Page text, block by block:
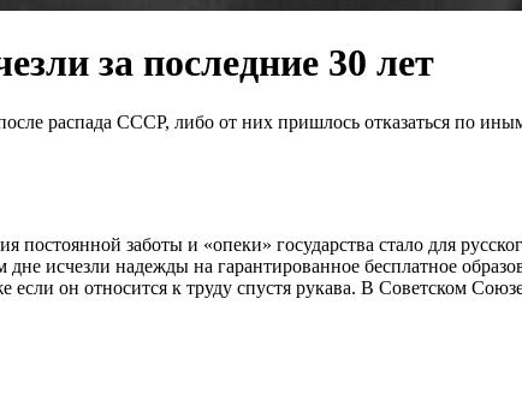
за последние 30 лет
распада СССР, либо от них пришлось отказаться по
заботы и «опеки» государства стало для
исчезли надежды на гарантированное бесплатное
если он относится к труду спустя рукава. В Советском